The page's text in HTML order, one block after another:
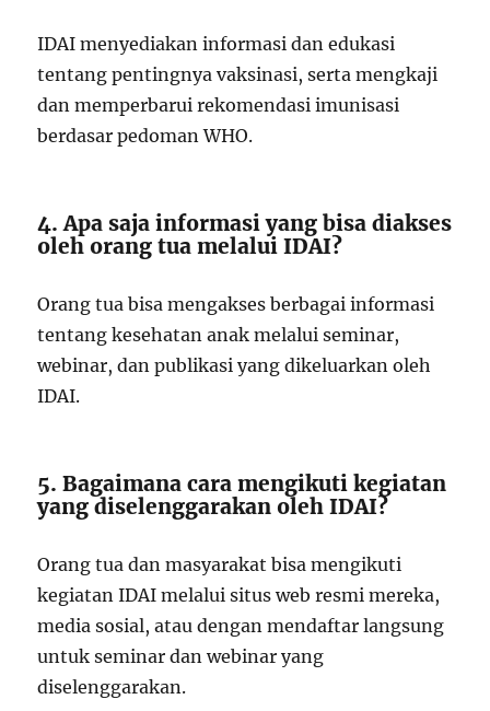
IDAI menyediakan informasi dan edukasi
tentang pentingnya vaksinasi, serta mengkaji
dan memperbarui rekomendasi imunisasi
berdasar pedoman WHO.
4. Apa saja informasi yang bisa diakses
oleh orang tua melalui IDAI?
Orang tua bisa mengakses berbagai informasi
tentang kesehatan anak melalui seminar,
webinar, dan publikasi yang dikeluarkan oleh
IDAI.
5. Bagaimana cara mengikuti kegiatan
yang diselenggarakan oleh IDAI?
Orang tua dan masyarakat bisa mengikuti
kegiatan IDAI melalui situs web resmi mereka,
media sosial, atau dengan mendaftar langsung
untuk seminar dan webinar yang
diselenggarakan.